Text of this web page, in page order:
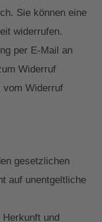
Sie können eine
widerrufen.
per E-Mail an
Widerruf
vom Widerruf
gesetzlichen
auf unentgeltliche
Herkunft und